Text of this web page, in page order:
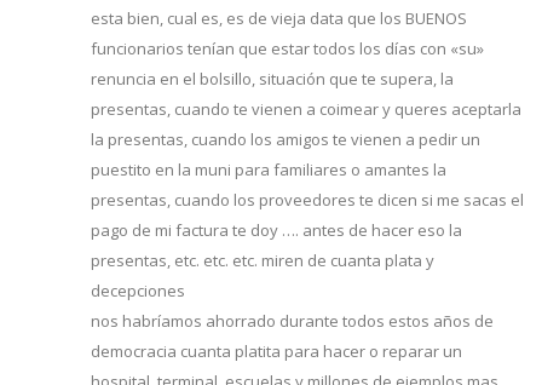
esta bien, cual es, es de vieja data que los BUENOS
funcionarios tenían que estar todos los días con «su»
renuncia en el bolsillo, situación que te supera, la
presentas, cuando te vienen a coimear y queres aceptarla
la presentas, cuando los amigos te vienen a pedir un
puestito en la muni para familiares o amantes la
presentas, cuando los proveedores te dicen si me sacas el
pago de mi factura te doy …. antes de hacer eso la
presentas, etc. etc. etc. miren de cuanta plata y
decepciones
nos habríamos ahorrado durante todos estos años de
democracia cuanta platita para hacer o reparar un